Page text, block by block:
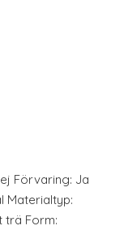
Förvaring: Ja
Materialtyp:
trä Form: